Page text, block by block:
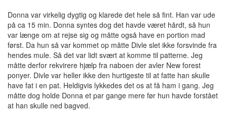
Donna var virkelig dygtig og klarede det hele så fint. Han var ude
på ca 15 min. Donna syntes dog det havde været hårdt, så hun
var længe om at rejse sig og måtte også have en portion mad
først. Da hun så var kommet op måtte Divle slet ikke forsvinde fra
hendes mule. Så det var lidt svært at komme til patterne. Jeg
måtte derfor rekvirere hjælp fra naboen der avler New forest
ponyer. Divle var heller ikke den hurtigeste til at fatte han skulle
have fat i en pat. Heldigvis lykkedes det os at få ham i gang. Jeg
måtte dog holde Donna et par gange mere før hun havde forstået
at han skulle ned bagved.